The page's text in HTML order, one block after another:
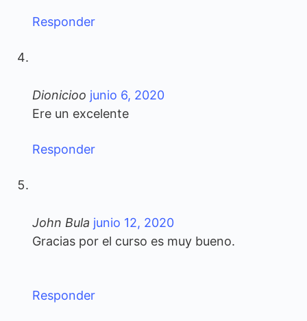
Responder
Dionicioo junio 6, 2020
Ere un excelente
Responder
John Bula junio 12, 2020
Gracias por el curso es muy bueno.
Responder